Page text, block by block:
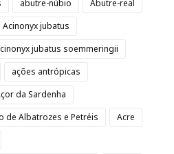
abutre-núbio
Abutre-real
Acinonyx jubatus
jubatus soemmeringii
ações antrópicas
da Sardenha
de Albatrozes e Petréis
Acre